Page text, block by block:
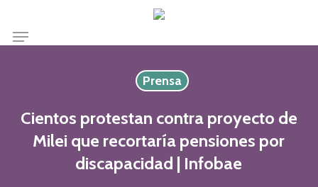
main
Menu
Prensa
Cientos protestan contra proyecto de
Milei que recortaría pensiones por
discapacidad | Infobae